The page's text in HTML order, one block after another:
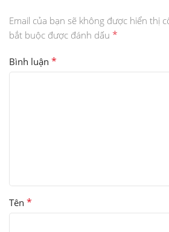
Email của bạn sẽ không được hiển thị
bắt buộc được đánh dấu *
Bình luận *
Tên *